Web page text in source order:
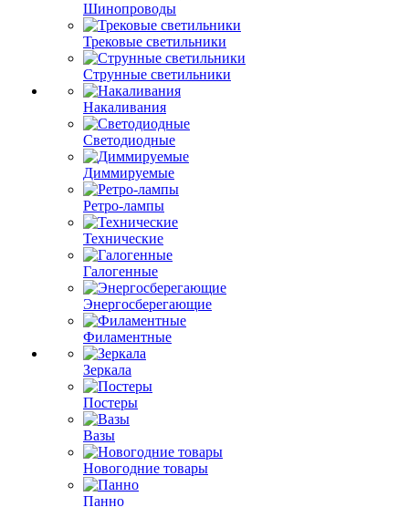
Шинопроводы
Трековые светильники
Струнные светильники
Накаливания
Светодиодные
Диммируемые
Ретро-лампы
Технические
Галогенные
Энергосберегающие
Филаментные
Зеркала
Постеры
Вазы
Новогодние товары
Панно